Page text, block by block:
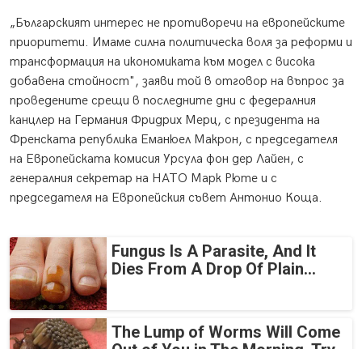
„Българският интерес не противоречи на европейските
приоритети. Имаме силна политическа воля за реформи и
трансформация на икономиката към модел с висока
добавена стойност", заяви той в отговор на въпрос за
проведените срещи в последните дни с федералния
канцлер на Германия Фридрих Мерц, с президента на
Френската република Еманюел Макрон, с председателя
на Европейската комисия Урсула фон дер Лайен, с
генералния секретар на НАТО Марк Рюте и с
председателя на Европейския съвет Антонио Коща.
Fungus Is A Parasite, And It
Dies From A Drop Of Plain...
The Lump of Worms Will Come